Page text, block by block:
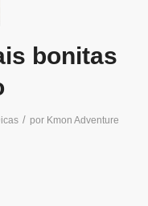
bonitas
/ por Kmon Adventure